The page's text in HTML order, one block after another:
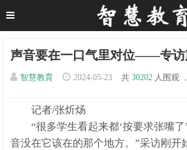
声音要在一口气里对位——专访
智慧教育 2024-05-23 共 30202 人围观
记者/张炘炀
“很多学生看起来都‘按要求张嘴
音没在它该在的那个地方。”采访刚开